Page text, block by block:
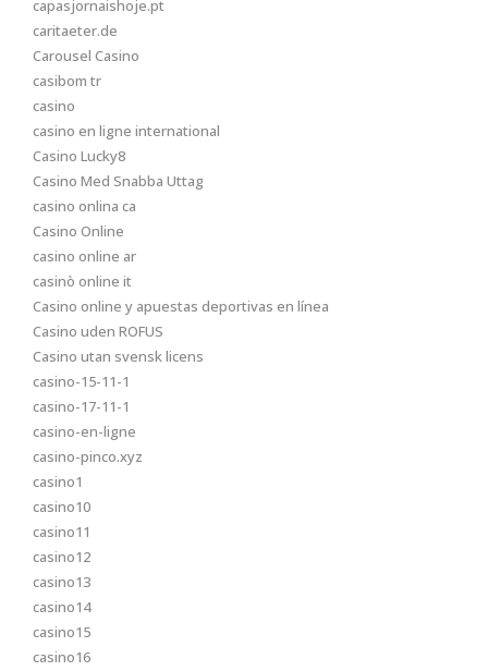
capasjornaishoje.pt
caritaeter.de
Carousel Casino
casibom tr
casino
casino en ligne international
Casino Lucky8
Casino Med Snabba Uttag
casino onlina ca
Casino Online
casino online ar
casinò online it
Casino online y apuestas deportivas en línea
Casino uden ROFUS
Casino utan svensk licens
casino-15-11-1
casino-17-11-1
casino-en-ligne
casino-pinco.xyz
casino1
casino10
casino11
casino12
casino13
casino14
casino15
casino16